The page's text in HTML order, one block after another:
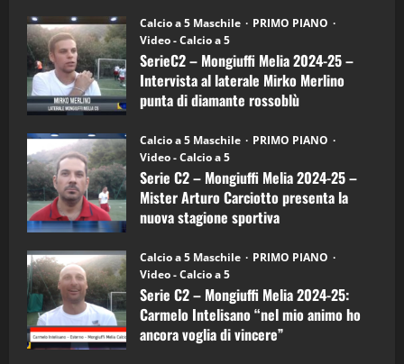
6)
–
Intervista
a
mister
Arturo
Carciotto
(Mongiuffi
Calcio a 5 Maschile
PRIMO PIANO
Video - Calcio a 5
SerieC2 – Mongiuffi Melia 2024-25 –
Intervista al laterale Mirko Merlino
punta di diamante rossoblù
Calcio a 5 Maschile
PRIMO PIANO
Video - Calcio a 5
Serie C2 – Mongiuffi Melia 2024-25 –
Mister Arturo Carciotto presenta la
nuova stagione sportiva
Calcio a 5 Maschile
PRIMO PIANO
Video - Calcio a 5
Serie C2 – Mongiuffi Melia 2024-25:
Carmelo Intelisano “nel mio animo ho
ancora voglia di vincere”
4
“SportEmpire” in Podcast: 27^ Puntata
(Martedi 14 Aprile 2026)
15/04/2026
5
“SportEmpire” in Podcast: 26^ Puntata
(Martedi 07 Aprile 2026)
08/04/2026
1
“SportEmpire” in Podcast: 30^ Puntata
(Martedi 05 Maggio 2026)
08/05/2026